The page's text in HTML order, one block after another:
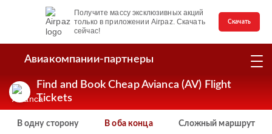
Получите массу эксклюзивных акций
только в приложении Airpaz. Скачать
сейчас!
Скачать
Авиакомпании-партнеры
Find and Book Cheap Avianca (AV) Flight
Tickets
В одну сторону В оба конца Сложный маршрут